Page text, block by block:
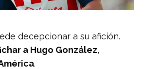
decepcionar a su afición.
a Hugo González,
.